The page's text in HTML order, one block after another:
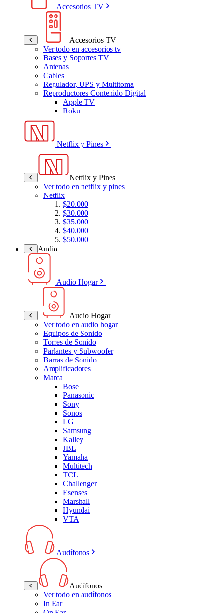
Accesorios TV
Accesorios TV
Ver todo en accesorios tv
Bases y Soportes TV
Antenas
Cables
Regulador, UPS y Multitoma
Reproductores Contenido Digital
Apple TV
Roku
Netflix y Pines
Netflix y Pines
Ver todo en netflix y pines
Netflix
$20.000
$30.000
$35.000
$40.000
$50.000
Audio
Audio Hogar
Audio Hogar
Ver todo en audio hogar
Equipos de Sonido
Torres de Sonido
Parlantes y Subwoofer
Barras de Sonido
Amplificadores
Marca
Bose
Panasonic
Sony
Sonos
LG
Samsung
Kalley
JBL
Yamaha
Multitech
TCL
Challenger
Esenses
Marshall
Hyundai
VTA
Audífonos
Audífonos
Ver todo en audífonos
In Ear